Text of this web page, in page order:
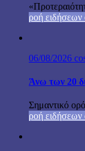
ροή ειδήσεων
06/08/2026
Άνω των 20
Σημαντικό
ροή ειδήσεων